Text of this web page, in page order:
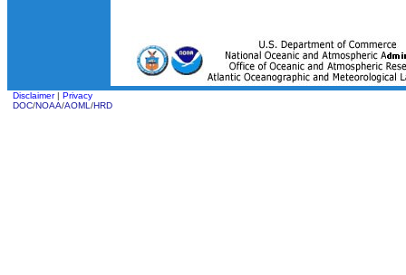
Disclaimer| Privacy
DOC/NOAA/AOML /HRD